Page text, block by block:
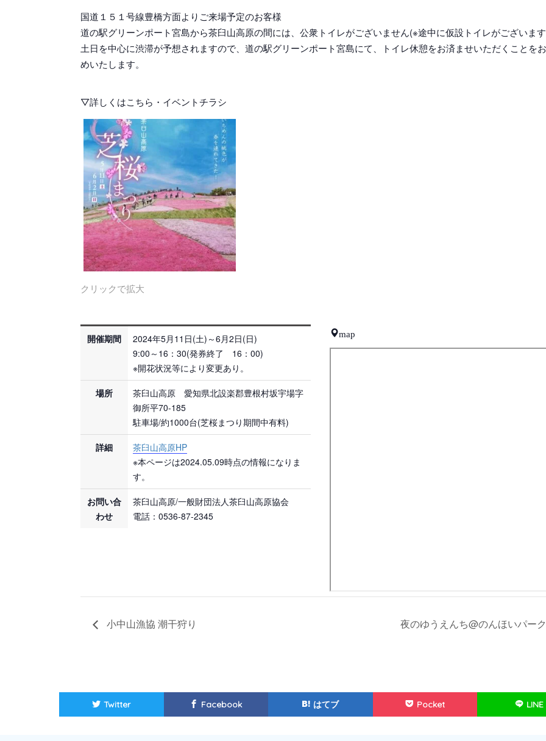
国道１５１号線豊橋方面よりご来場予定のお客様
道の駅グリーンポート宮島から茶臼山高原の間には、公衆トイレがございません(※途中に仮設トイレがございま
土日を中心に渋滞が予想されますので、道の駅グリーンポート宮島にて、トイレ休憩をお済ませいただくことを
めいたします。
▽詳しくはこちら・イベントチラシ
クリックで拡大
開催期間
2024年5月11日(土)～6月2日(日)
9:00～16：30(発券終了 16：00)
※開花状況等により変更あり。
場所
茶臼山高原 愛知県北設楽郡豊根村坂宇場字
御所平70-185
駐車場/約1000台(芝桜まつり期間中有料)
詳細
茶臼山高原HP
※本ページは2024.05.09時点の情報になりま
す。
お問い合
わせ
茶臼山高原/一般財団法人茶臼山高原協会
電話：0536-87-2345
map
小中山漁協 潮干狩り 夜のゆうえんち@のんほいパー
Twitter Facebook はてブ Pocket LINE